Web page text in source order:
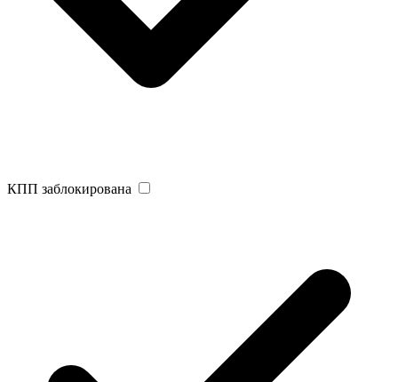
КПП заблокирована